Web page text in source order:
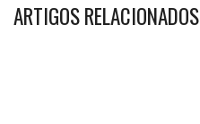
ARTIGOS RELACIONADOS